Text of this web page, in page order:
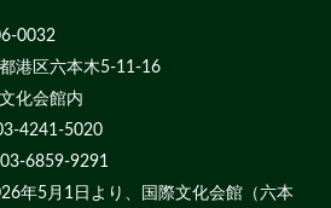
0032
港区六本木5-11-16
化会館内
03-4241-5020
03-6859-9291
年5月1日より、国際文化会館（六本